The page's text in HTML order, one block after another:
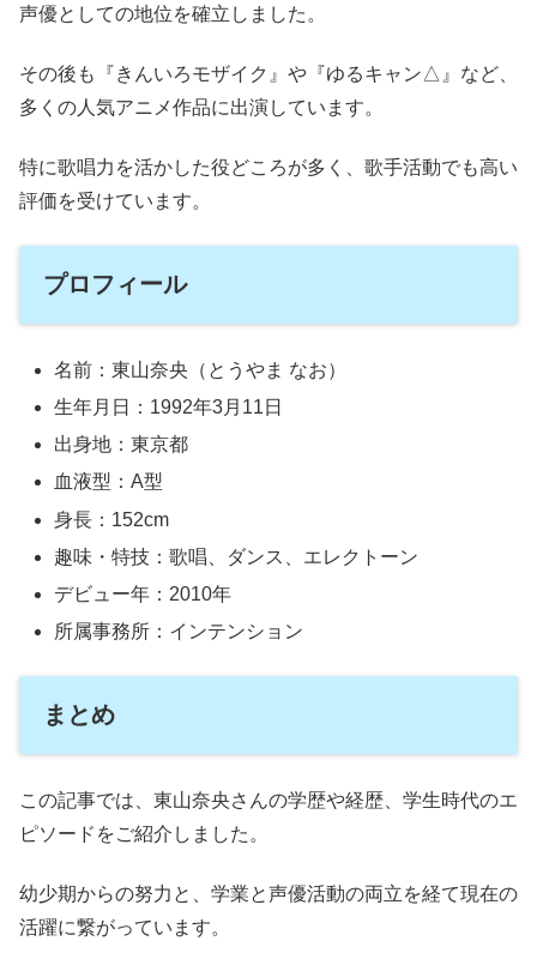
声優としての地位を確立しました。
その後も『きんいろモザイク』や『ゆるキャン△』など、
多くの人気アニメ作品に出演しています。
特に歌唱力を活かした役どころが多く、歌手活動でも高い
評価を受けています。
プロフィール
名前：東山奈央（とうやま なお）
生年月日：1992年3月11日
出身地：東京都
血液型：A型
身長：152cm
趣味・特技：歌唱、ダンス、エレクトーン
デビュー年：2010年
所属事務所：インテンション
まとめ
この記事では、東山奈央さんの学歴や経歴、学生時代のエ
ピソードをご紹介しました。
幼少期からの努力と、学業と声優活動の両立を経て現在の
活躍に繋がっています。